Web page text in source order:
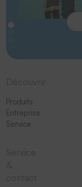
Produits
Entreprise
Service